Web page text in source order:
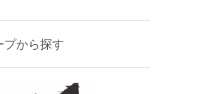
プから探す